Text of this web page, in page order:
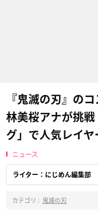
『鬼滅の刃』の
林美桜アナが挑
グ」で人気レイ
ニュース
ライター：にじめん編集部
カテゴリ : 鬼滅の刃